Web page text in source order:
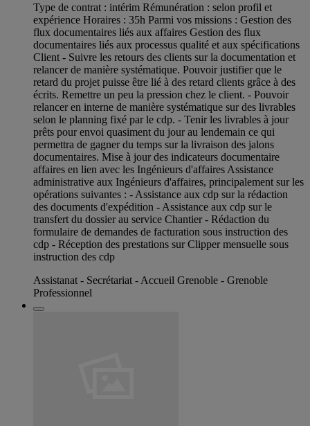
Type de contrat : intérim Rémunération : selon profil et
expérience Horaires : 35h Parmi vos missions : Gestion des
flux documentaires liés aux affaires Gestion des flux
documentaires liés aux processus qualité et aux spécifications
Client - Suivre les retours des clients sur la documentation et
relancer de manière systématique. Pouvoir justifier que le
retard du projet puisse être lié à des retard clients grâce à des
écrits. Remettre un peu la pression chez le client. - Pouvoir
relancer en interne de manière systématique sur des livrables
selon le planning fixé par le cdp. - Tenir les livrables à jour
prêts pour envoi quasiment du jour au lendemain ce qui
permettra de gagner du temps sur la livraison des jalons
documentaires. Mise à jour des indicateurs documentaire
affaires en lien avec les Ingénieurs d'affaires Assistance
administrative aux Ingénieurs d'affaires, principalement sur les
opérations suivantes : - Assistance aux cdp sur la rédaction
des documents d'expédition - Assistance aux cdp sur le
transfert du dossier au service Chantier - Rédaction du
formulaire de demandes de facturation sous instruction des
cdp - Réception des prestations sur Clipper mensuelle sous
instruction des cdp
Assistanat - Secrétariat - Accueil Grenoble - Grenoble
Professionnel